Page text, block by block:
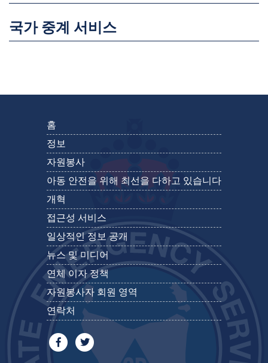
국가 중계 서비스
홈
정보
자원봉사
아동 안전을 위해 최선을 다하고 있습니다
개혁
접근성 서비스
일상적인 정보 공개
뉴스 및 미디어
연체 이자 정책
자원봉사자 회원 영역
연락처